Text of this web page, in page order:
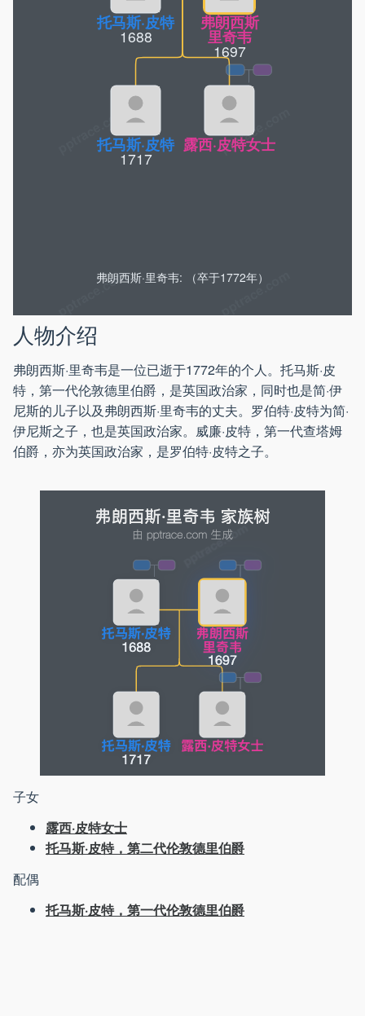
弗朗西斯
里奇韦
1697
托马斯·皮特
1717
露西·皮特女士
托马斯·皮特
1688
弗朗西斯·里奇韦: （卒于1772年）
人物介绍
弗朗西斯·里奇韦是一位已逝于1772年的个人。托马斯·皮
特，第一代伦敦德里伯爵，是英国政治家，同时也是简·伊
尼斯的儿子以及弗朗西斯·里奇韦的丈夫。罗伯特·皮特为简·
伊尼斯之子，也是英国政治家。威廉·皮特，第一代查塔姆
伯爵，亦为英国政治家，是罗伯特·皮特之子。
子女
露西·皮特女士
托马斯·皮特，第二代伦敦德里伯爵
配偶
托马斯·皮特，第一代伦敦德里伯爵